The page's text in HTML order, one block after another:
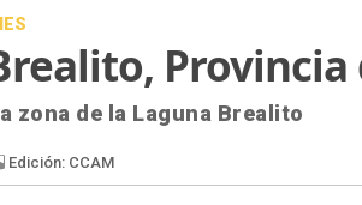
Provincia
zona de la Laguna Brealito